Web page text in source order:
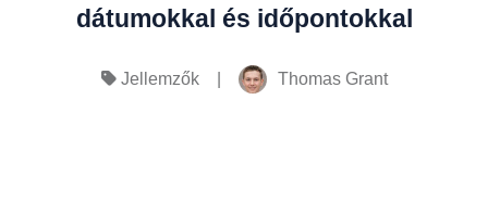
dátumokkal és időpontokkal
Jellemzők Thomas Grant